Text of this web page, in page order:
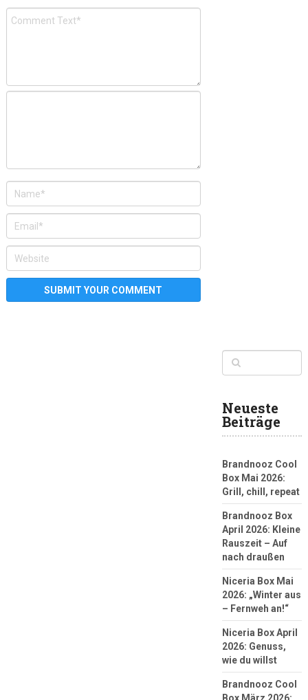
Neueste
Beiträge
Brandnooz Cool
Box Mai 2026:
Grill, chill, repeat
Brandnooz Box
April 2026: Kleine
Rauszeit – Auf
nach draußen
Niceria Box Mai
2026: „Winter aus
– Fernweh an!“
Niceria Box April
2026: Genuss,
wie du willst
Brandnooz Cool